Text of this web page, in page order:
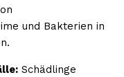
und Bakterien in
Schädlinge